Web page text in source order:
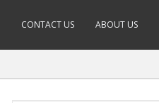
CONTACT US ABOUT US